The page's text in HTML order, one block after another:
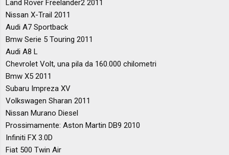
Land Rover Freelander2 2011
Nissan X-Trail 2011
Audi A7 Sportback
Bmw Serie 5 Touring 2011
Audi A8 L
Chevrolet Volt, una pila da 160.000 chilometri
Bmw X5 2011
Subaru Impreza XV
Volkswagen Sharan 2011
Nissan Murano Diesel
Prossimamente: Aston Martin DB9 2010
Infiniti FX 3.0D
Fiat 500 Twin Air